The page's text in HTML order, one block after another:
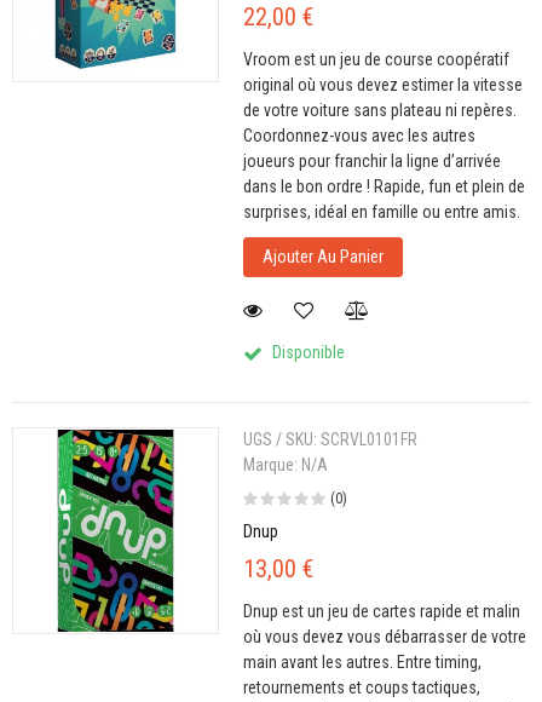
22,00 €
Vroom est un jeu de course coopératif
original où vous devez estimer la vitesse
de votre voiture sans plateau ni repères.
Coordonnez-vous avec les autres
joueurs pour franchir la ligne d’arrivée
dans le bon ordre ! Rapide, fun et plein de
surprises, idéal en famille ou entre amis.
Ajouter Au Panier
Disponible
UGS / SKU:SCRVL0101FR
Marque: N/A
(0)
Dnup
13,00 €
Dnup est un jeu de cartes rapide et malin
où vous devez vous débarrasser de votre
main avant les autres. Entre timing,
retournements et coups tactiques,